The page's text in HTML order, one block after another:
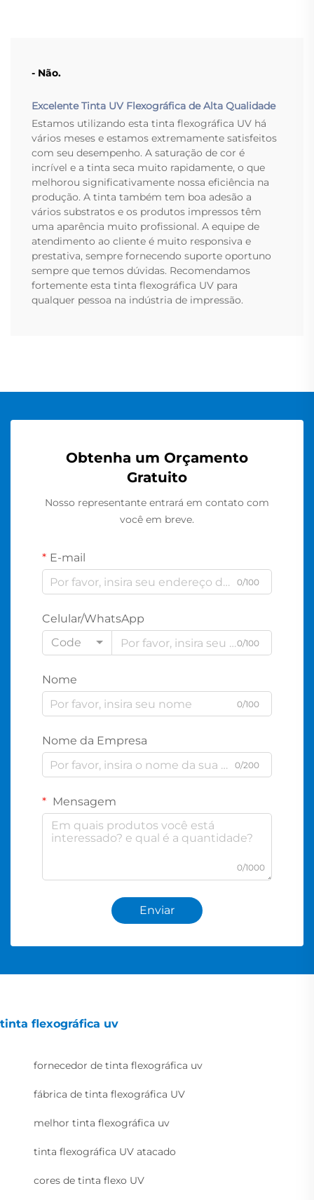
- Não.
Excelente Tinta UV Flexográfica de Alta Qualidade
Estamos utilizando esta tinta flexográfica UV há
vários meses e estamos extremamente satisfeitos
com seu desempenho. A saturação de cor é
incrível e a tinta seca muito rapidamente, o que
melhorou significativamente nossa eficiência na
produção. A tinta também tem boa adesão a
vários substratos e os produtos impressos têm
uma aparência muito profissional. A equipe de
atendimento ao cliente é muito responsiva e
prestativa, sempre fornecendo suporte oportuno
sempre que temos dúvidas. Recomendamos
fortemente esta tinta flexográfica UV para
qualquer pessoa na indústria de impressão.
Obtenha um Orçamento
Gratuito
Nosso representante entrará em contato com
você em breve.
E-mail
0/100
Celular/WhatsApp
Code
0/100
Nome
0/100
Nome da Empresa
0/200
Mensagem
0/1000
Enviar
tinta flexográfica uv
fornecedor de tinta flexográfica uv
fábrica de tinta flexográfica UV
melhor tinta flexográfica uv
tinta flexográfica UV atacado
cores de tinta flexo UV